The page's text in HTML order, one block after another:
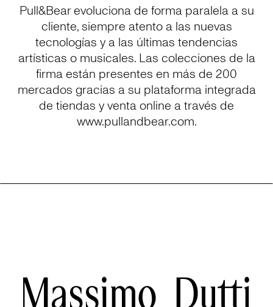
Pull&Bear evoluciona de forma paralela a su
cliente, siempre atento a las nuevas
tecnologías y a las últimas tendencias
artísticas o musicales. Las colecciones de la
firma están presentes en más de 200
mercados gracias a su plataforma integrada
de tiendas y venta online a través de
www.pullandbear.com.